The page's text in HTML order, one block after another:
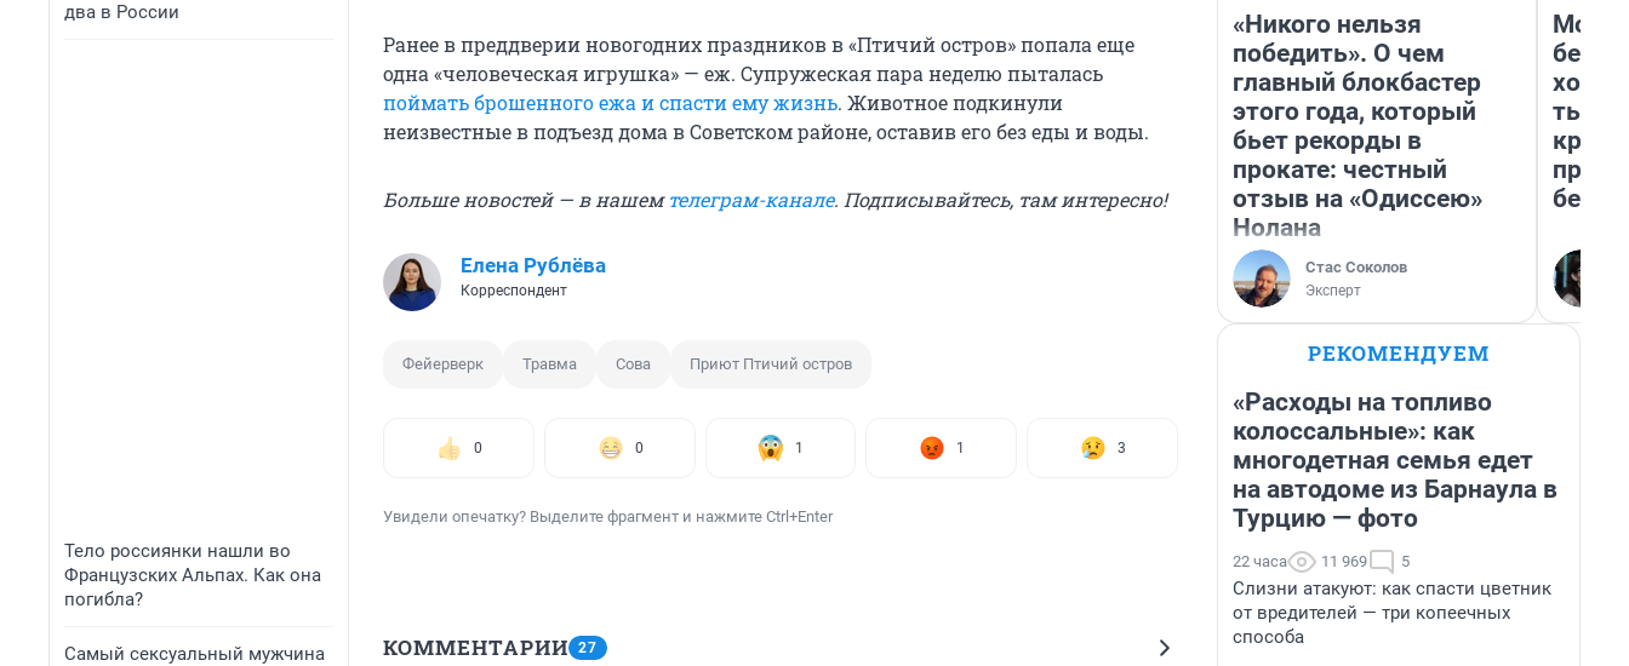
два в России
Тело россиянки нашли во
Французских Альпах. Как она
погибла?
Самый сексуальный мужчина
Ранее в преддверии новогодних праздников в «Птичий остров» попала еще
одна «человеческая игрушка» — еж. Супружеская пара неделю пыталась
поймать брошенного ежа и спасти ему жизнь. Животное подкинули
неизвестные в подъезд дома в Советском районе, оставив его без еды и воды.
Больше новостей — в нашемтелеграм-канале. Подписывайтесь, там интересно!
Елена Рублёва
Корреспондент
Фейерверк Травма Сова Приют Птичий остров
0 0 1 1 3
Увидели опечатку? Выделите фрагмент и нажмите Ctrl+Enter
КОММЕНТАРИИ 27
«Никого нельзя
победить». О чем
главный блокбастер
этого года, который
бьет рекорды в
прокате: честный
отзыв на «Одиссею»
Нолана
Стас Соколов
Эксперт
Мой
РЕКОМЕНДУЕМ
«Расходы на топливо
колоссальные»: как
многодетная семья едет
на автодоме из Барнаула в
Турцию — фото
22 часа 11 969 5
Слизни атакуют: как спасти цветник
от вредителей — три копеечных
способа